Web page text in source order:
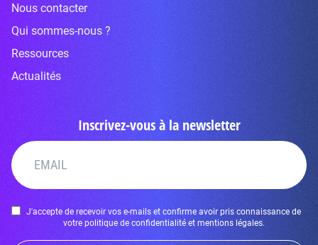
Nous contacter
Qui sommes-nous ?
Ressources
Actualités
Inscrivez-vous à la newsletter
J'accepte de recevoir vos e-mails et confirme avoir pris connaissance de
votre politique de confidentialité et mentions légales.